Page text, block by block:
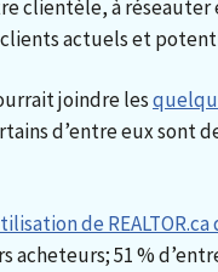
clientèle, à réseauter
actuels et
joindre les
d’entre eux sont
de REALTOR.ca
acheteurs; 51 %